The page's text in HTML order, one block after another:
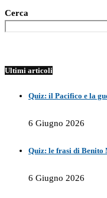
Cerca
Ultimi articoli
Quiz: il Pacifico e la
6 Giugno 2026
Quiz: le frasi di Benito
6 Giugno 2026